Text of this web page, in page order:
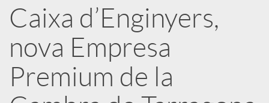
b
l
Caixa d’Enginyers,
nova Empresa
Premium de la